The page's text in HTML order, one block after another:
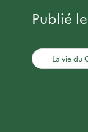
Publié
La vie du